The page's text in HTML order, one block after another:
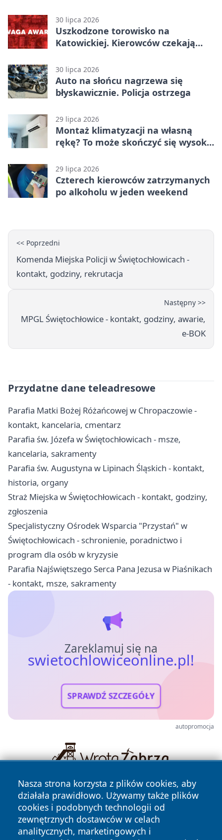
30 lipca 2026
Uszkodzone torowisko na
Katowickiej. Kierowców czekają
30 lipca 2026
Auto na słońcu nagrzewa się
błyskawicznie. Policja ostrzega
29 lipca 2026
Montaż klimatyzacji na własną
rękę? To może skończyć się wysoką
29 lipca 2026
Czterech kierowców zatrzymanych
po alkoholu w jeden weekend
<< Poprzedni
Komenda Miejska Policji w Świętochłowicach -
kontakt, godziny, rekrutacja
Następny >>
MPGL Świętochłowice - kontakt, godziny, awarie,
e-BOK
Przydatne dane teleadresowe
Parafia Matki Bożej Różańcowej w Chropaczowie -
kontakt, kancelaria, cmentarz
Parafia św. Józefa w Świętochłowicach - msze,
kancelaria, sakramenty
Parafia św. Augustyna w Lipinach Śląskich - kontakt,
historia, organy
Straż Miejska w Świętochłowicach - kontakt, godziny,
zgłoszenia
Specjalistyczny Ośrodek Wsparcia "Przystań" w
Świętochłowicach - schronienie, poradnictwo i
program dla osób w kryzysie
Parafia Najświętszego Serca Pana Jezusa w Piaśnikach
- kontakt, msze, sakramenty
Zareklamuj się na
swietochlowiceonline.pl!
SPRAWDŹ SZCZEGÓŁY
autopromocja
Nasza strona korzysta z plików cookies, aby
działała prawidłowo. Używamy także plików
cookies i podobnych technologii od
zewnętrznych dostawców w celach
analitycznych, marketingowych i